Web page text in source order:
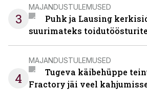
3
MAJANDUSTULEMUSED
Puhk ja Lausing
suurimateks
4
MAJANDUSTULEMUSED
Tugeva käibehüppe
Fractory jäi veel